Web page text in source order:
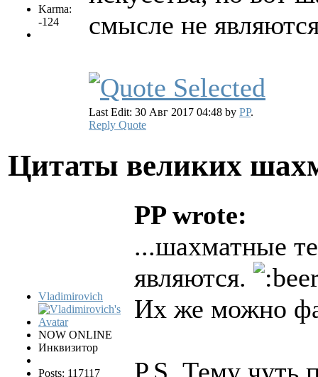
Karma:
-124
смысле не
Last Edit: 30 Авг 2017 04:48 by PP.
Reply Quote
Цитаты великих
Vladimirovich
NOW ONLINE
Инквизитор
Posts: 117117
PP wrote:
...шахматные
являются.
Их же можно